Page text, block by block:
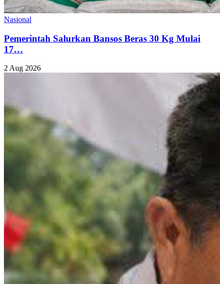
Nasional
Pemerintah Salurkan Bansos Beras 30 Kg Mulai
17…
2 Aug 2026